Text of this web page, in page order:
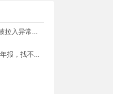
拉入异常...
报，找不...